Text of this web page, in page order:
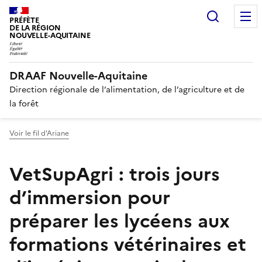
PRÉFÈTE
DE LA RÉGION
NOUVELLE-AQUITAINE
DRAAF Nouvelle-Aquitaine
Direction régionale de l’alimentation, de l’agriculture et de
la forêt
Voir le fil d'Ariane
VetSupAgri : trois jours
d’immersion pour
préparer les lycéens aux
formations vétérinaires et